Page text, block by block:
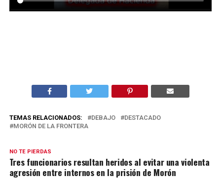
TEMAS RELACIONADOS: DEBAJO
DESTACADO
MORÓN DE LA FRONTERA
NO TE PIERDAS
Tres funcionarios resultan heridos al evitar una violenta
agresión entre internos en la prisión de Morón